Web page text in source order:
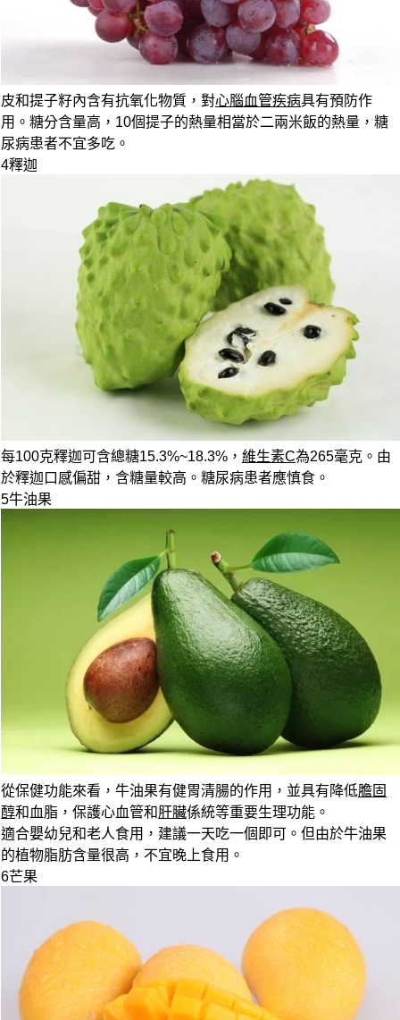
皮和提子籽內含有抗氧化物質，對心腦血管疾病具有預防作
用。糖分含量高，10個提子的熱量相當於二兩米飯的熱量 ，糖
尿病患者不宜多吃。
4釋迦
每100克釋迦可含總糖15.3%~18.3%， 維生素C為265毫克。由
於釋迦口感偏甜，含糖量較高。糖尿病患者應慎食。
5牛油果
從保健功能來看，牛油果有健胃清腸的作用，並具有降低膽固
醇和血脂，保護心血管和肝臟係統等重要生理功能。
適合嬰幼兒和老人食用，建議一天吃一個即可。但由於牛油果
的植物脂肪含量很高 ，不宜晚上食用。
6芒果